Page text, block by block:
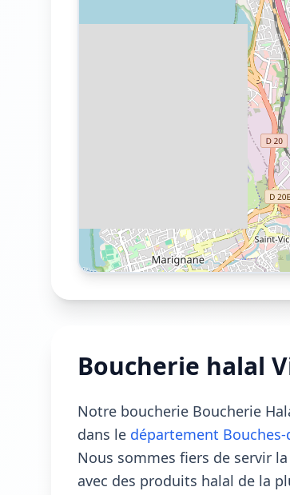
Boucherie halal
Notre boucherie Boucherie
dans le département Bouches-
Nous sommes fiers de servir
avec des produits halal de la